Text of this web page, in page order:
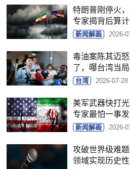
特朗普刚停火
专家揭背后算计
新闻解画 2026-
毒油案陈其迈
了，曝台湾当
台湾 2026-07-28
美军武器快打
专家最怕一事
新闻解画 2026-
攻破世界级难
领域实现历史